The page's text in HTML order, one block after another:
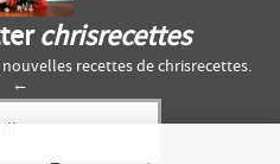
chrisrecettes
recettes de chrisrecettes.